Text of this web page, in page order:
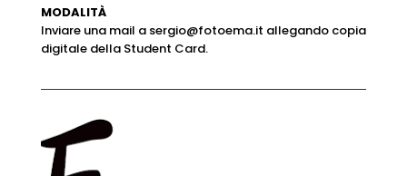
MODALITÀ
Inviare una mail a sergio@fotoema.it allegando copia
digitale della Student Card.